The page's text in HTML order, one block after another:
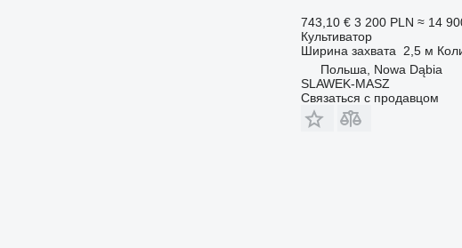
743,10 € 3 200 PLN ≈ 14
Культиватор
Ширина захвата
2,5 м
Польша, Nowa Dąbia
SLAWEK-MASZ
Связаться с продавцом